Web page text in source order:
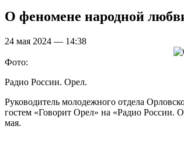
О феномене народной
24 мая 2024 — 14:38
Фото:
Радио России. Орел.
Руководитель молодежного отдела
гостем «Говорит Орел» на «Радио России.
мая.